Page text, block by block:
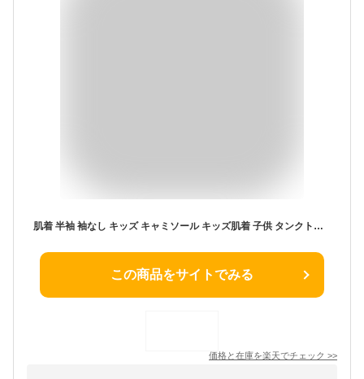
肌着 半袖 袖なし キッズ キャミソール キッズ肌着 子供 タンクトップ 女の子 ベビー女児 可愛い 下着 綿 インナー 春 夏 80 90 100 110 120 130 140 入園 入学 入園セット 入学セット 女子 子供肌着 綿100
この商品をサイトでみる
価格と在庫を楽天でチェック >>